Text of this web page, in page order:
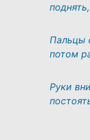
поднять,
Пальцы
потом
Руки